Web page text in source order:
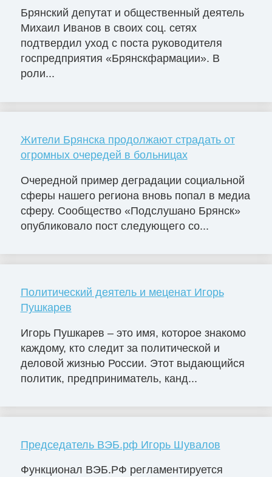
Брянский депутат и общественный деятель
Михаил Иванов в своих соц. сетях
подтвердил уход с поста руководителя
госпредприятия «Брянскфармации». В
роли...
Жители Брянска продолжают страдать от
огромных очередей в больницах
Очередной пример деградации социальной
сферы нашего региона вновь попал в медиа
сферу. Сообщество «Подслушано Брянск»
опубликовало пост следующего со...
Политический деятель и меценат Игорь
Пушкарев
Игорь Пушкарев – это имя, которое знакомо
каждому, кто следит за политической и
деловой жизнью России. Этот выдающийся
политик, предприниматель, канд...
Председатель ВЭБ.рф Игорь Шувалов
Функционал ВЭБ.РФ регламентируется